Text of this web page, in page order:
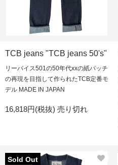
TCB jeans "TCB jeans 50's"
リーバイス501の50年代xxの紙パッチ
の再現を目指して作られたTCB定番モ
デル MADE IN JAPAN
16,818円(税抜) 売り切れ
Sold Out